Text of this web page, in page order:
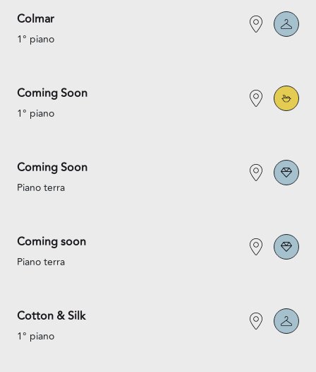
Colmar
1° piano
Coming Soon
1° piano
Coming Soon
Piano terra
Coming soon
Piano terra
Cotton & Silk
1° piano